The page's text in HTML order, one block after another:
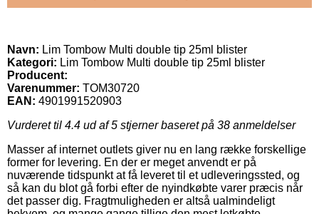
Navn: Lim Tombow Multi double tip 25ml blister
Kategori: Lim Tombow Multi double tip 25ml blister
Producent:
Varenummer: TOM30720
EAN: 4901991520903
Vurderet til 4.4 ud af 5 stjerner baseret på 38 anmeldelser
Masser af internet outlets giver nu en lang række forskellige
former for levering. En der er meget anvendt er på
nuværende tidspunkt at få leveret til et udleveringssted, og
så kan du blot gå forbi efter de nyindkøbte varer præcis når
det passer dig. Fragtmuligheden er altså ualmindeligt